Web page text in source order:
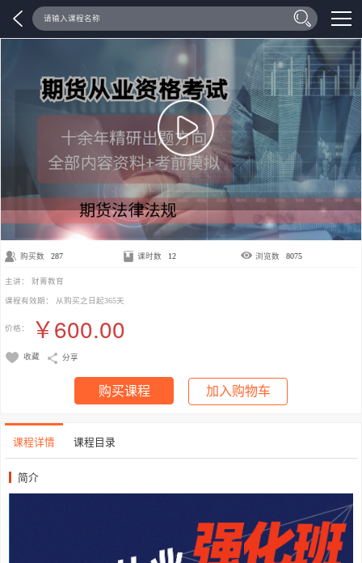
期货法律法规【视频课】
购买数 287 课时数 12 浏览数 8075
主讲： 财菁教育
课程有效期： 从购买之日起365天
价格： ￥600.00
收藏 分享
购买课程 加入购物车
课程详情 课程目录
简介